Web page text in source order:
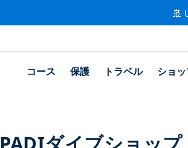
🚢
コース 保護 トラベル ショ